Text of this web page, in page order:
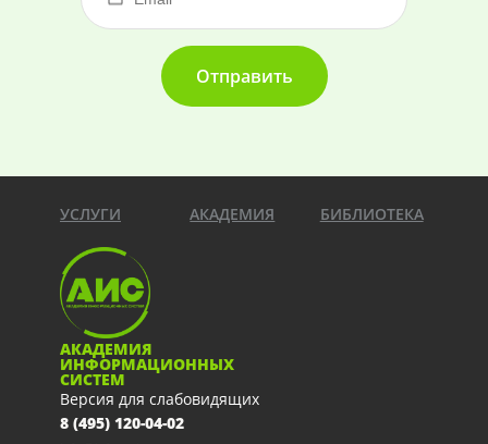
Отправить
УСЛУГИ АКАДЕМИЯ БИБЛИОТЕКА
АКАДЕМИЯ
ИНФОРМАЦИОННЫХ
СИСТЕМ
Версия для слабовидящих
8 (495) 120-04-02